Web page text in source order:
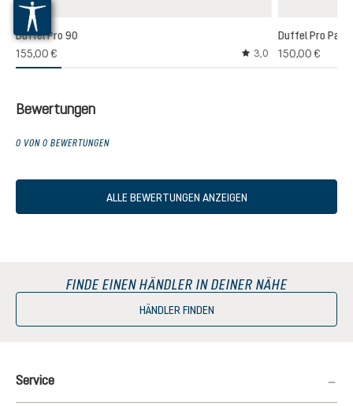
Duffel Pro 90
155,00 €
Durchschnittliche
3,0
Duffel Pro Pack
150,00 €
Bewertungen
0 VON 0 BEWERTUNGEN
ALLE BEWERTUNGEN ANZEIGEN
FINDE EINEN HÄNDLER IN DEINER NÄHE
HÄNDLER FINDEN
Service